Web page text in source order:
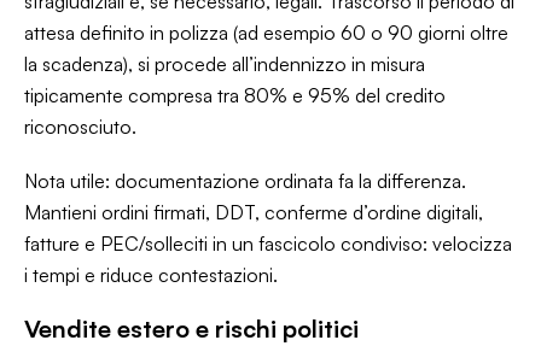
attesa definito in polizza (ad esempio 60 o 90 giorni oltre
la scadenza), si procede all’indennizzo in misura
tipicamente compresa tra 80% e 95% del credito
riconosciuto.
Nota utile: documentazione ordinata fa la differenza.
Mantieni ordini firmati, DDT, conferme d’ordine digitali,
fatture e PEC/solleciti in un fascicolo condiviso: velocizza
i tempi e riduce contestazioni.
Vendite estero e rischi politici